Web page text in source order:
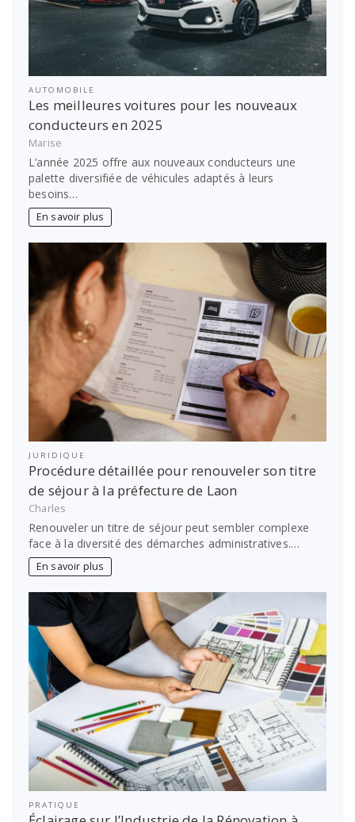
AUTOMOBILE
Les meilleures voitures pour les nouveaux
conducteurs en 2025
Marise
L’année 2025 offre aux nouveaux conducteurs une
palette diversifiée de véhicules adaptés à leurs
besoins…
En savoir plus
JURIDIQUE
Procédure détaillée pour renouveler son titre
de séjour à la préfecture de Laon
Charles
Renouveler un titre de séjour peut sembler complexe
face à la diversité des démarches administratives.…
En savoir plus
PRATIQUE